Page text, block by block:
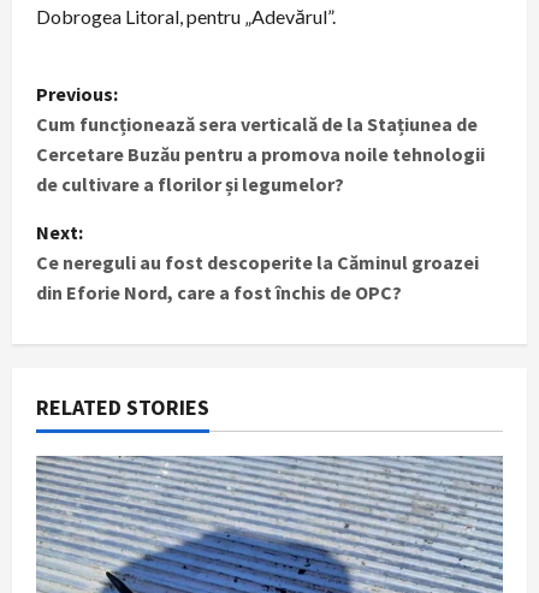
Dobrogea Litoral, pentru „Adevărul”.
P
o
s
t
n
a
v
i
g
a
Previous:
Cum funcționează sera verticală de la Stațiunea de
Cercetare Buzău pentru a promova noile tehnologii
de cultivare a florilor și legumelor?
Next:
Ce nereguli au fost descoperite la Căminul groazei
din Eforie Nord, care a fost închis de OPC?
RELATED STORIES